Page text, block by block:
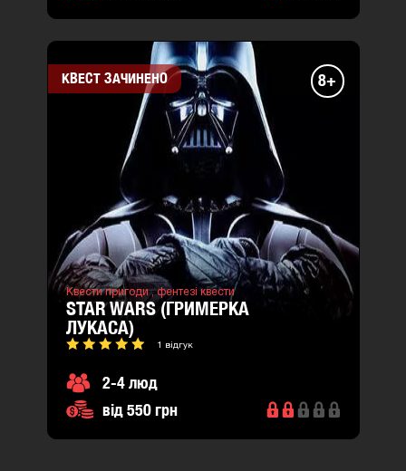
КВЕСТ ЗАЧИНЕНО 8+
Квести пригоди ,фентезі квести
STAR WARS (ГРИМЕРКА
ЛУКАСА)
1 відгук
2-4 люд
від 550 грн